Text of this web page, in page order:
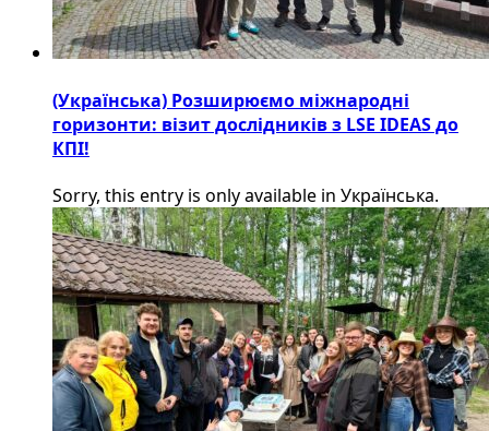
(Українська) Розширюємо міжнародні
горизонти: візит дослідників з LSE IDEAS до
КПІ!
Sorry, this entry is only available in Українська.